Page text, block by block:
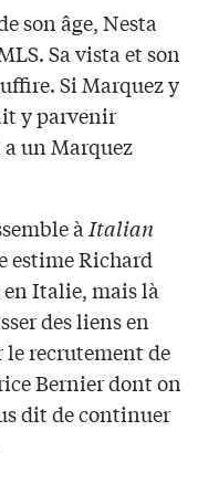
son âge, Nesta
Sa vista et son
Si Marquez y
y parvenir
un Marquez
àItalian
estime Richard
en Italie, mais là
des liens en
le recrutement de
Bernier dont on
dit de continuer